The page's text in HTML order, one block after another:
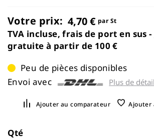
Votre prix: 4,70 € par St
TVA incluse, frais de port en sus -
gratuite à partir de 100 €
Peu de pièces disponibles
Envoi avec
Plus de
Ajouter au comparateur Ajouter
Qté